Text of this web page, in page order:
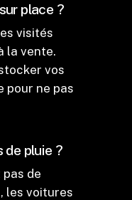
place ?
visités
la vente.
vos
pour ne pas
de pluie ?
de
les voitures